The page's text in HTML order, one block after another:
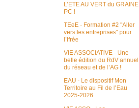
L’ETE AU VERT du GRAINE
PC !
TEeE - Formation #2 "Aller
vers les entreprises" pour
l’Ifrée
VIE ASSOCIATIVE - Une
belle édition du RdV annuel
du réseau et de l’AG !
EAU - Le dispositif Mon
Territoire au Fil de l’Eau
2025-2026